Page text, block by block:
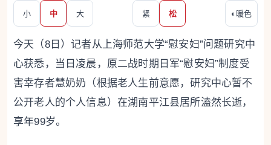
小 中 大 紧 松 ◐ 暖色
今天（8日）记者从上海师范大学“慰安妇”问题研究中
心获悉，当日凌晨，原二战时期日军“慰安妇”制度受
害幸存者慧奶奶（根据老人生前意愿，研究中心暂不
公开老人的个人信息）在湖南平江县居所溘然长逝，
享年99岁。